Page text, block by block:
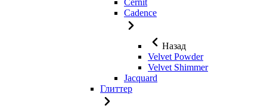
Cernit
Cadence
Назад
Velvet Powder
Velvet Shimmer
Jaсquard
Глиттер